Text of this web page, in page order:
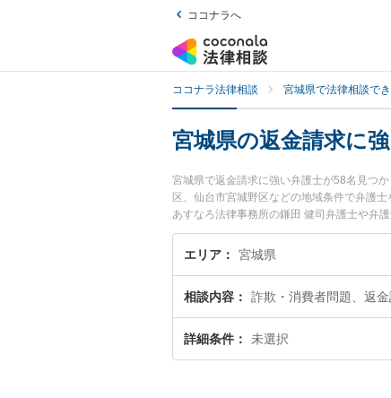
ココナラへ
ココナラ法律相談 宮城県で法律相談で
宮城県の返金請求に
宮城県で返金請求に強い弁護士が58名見つ
区、仙台市宮城野区などの地域条件で弁護
あすなろ法律事務所の鎌田 健司弁護士や弁
が注目されています。『宮城県で土日や夜
『初回相談無料で返金請求を法律相談でき
エリア 宮城県
相談内容 詐欺・消費者問題、返
詳細条件 未選択